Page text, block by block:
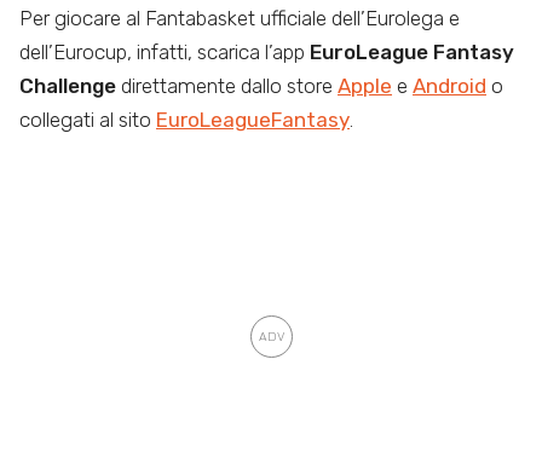
Per giocare al Fantabasket ufficiale dell’Eurolega e
dell’Eurocup, infatti, scarica l’app EuroLeague Fantasy
Challenge direttamente dallo store Apple e Android o
collegati al sito EuroLeagueFantasy